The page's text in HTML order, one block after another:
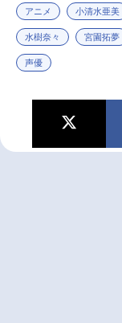
アニメ 小清水亜美
水樹奈々 宮園拓夢
声優